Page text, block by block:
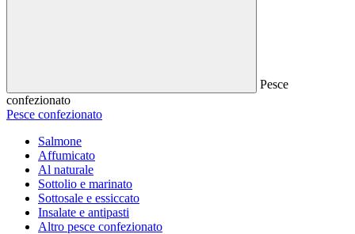
Pesce
confezionato
Pesce confezionato
Salmone
Affumicato
Al naturale
Sottolio e marinato
Sottosale e essiccato
Insalate e antipasti
Altro pesce confezionato